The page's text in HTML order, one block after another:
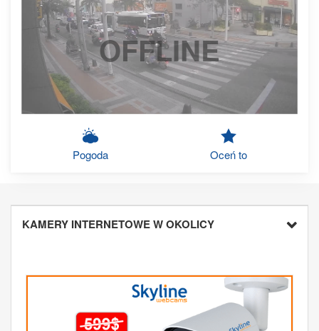
OFFLINE
Pogoda Oceń to
KAMERY INTERNETOWE W OKOLICY